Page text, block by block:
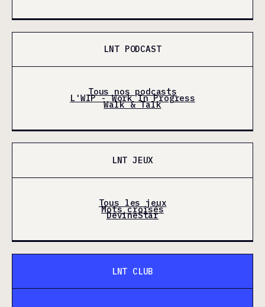
LNT PODCAST
Tous nos podcasts
L'WIP - Work In Progress
Walk & Talk
LNT JEUX
Tous les jeux
Mots croisés
DevineStar
LNT CLUB